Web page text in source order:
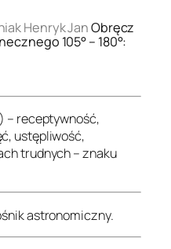
Henryk JanObręcz
105° – 180°:
– receptywność,
ustępliwość,
trudnych – znaku
astronomiczny.